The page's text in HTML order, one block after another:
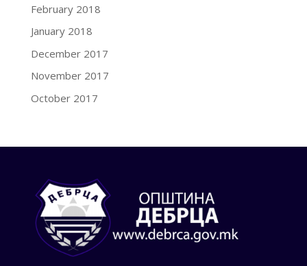
February 2018
January 2018
December 2017
November 2017
October 2017